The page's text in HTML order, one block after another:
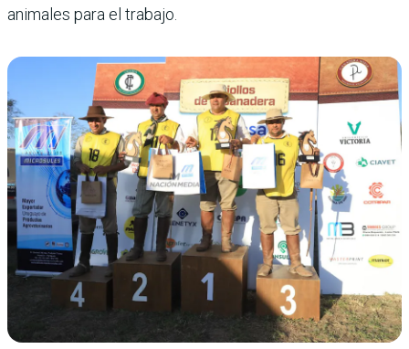
animales para el trabajo.